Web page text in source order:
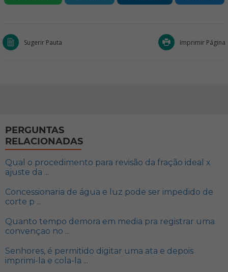
Sugerir Pauta Imprimir Página
PERGUNTAS
RELACIONADAS
Qual o procedimento para revisão da fração ideal x
ajuste da ...
Concessionaria de água e luz pode ser impedido de
corte p ...
Quanto tempo demora em media pra registrar uma
convençao no ...
Senhores, é permitido digitar uma ata e depois
imprimi-la e cola-la ...